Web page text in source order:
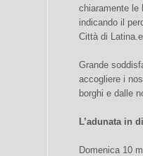
chiaramente le
indicando il
Città di
Grande
accogliere i
borghi e dalle
L’adunata in
Domenica 10